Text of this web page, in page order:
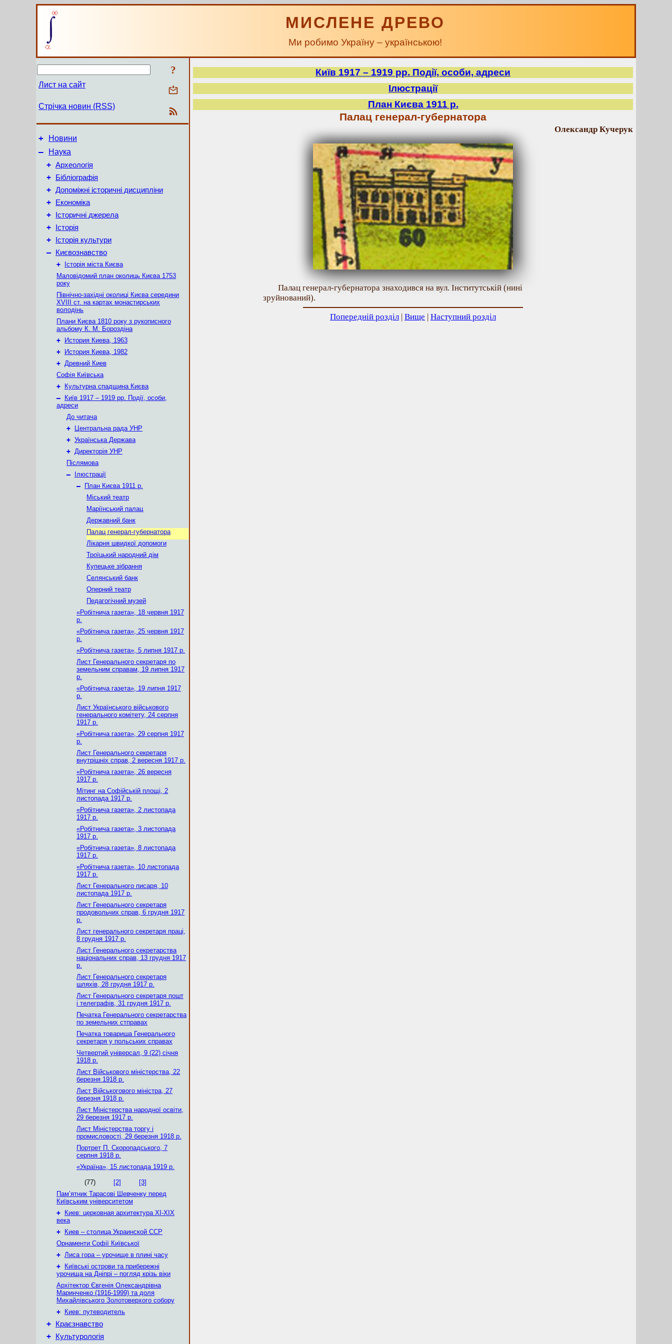
МИСЛЕНЕ ДРЕВО
Ми робимо Україну – українською!
?
Лист на сайт
Стрічка новин (RSS)
+ Новини
–
Наука
+ Археологія
+ Бібліографія
+ Допоміжні історичні дисципліни
+ Економіка
+ Історичні джерела
+ Історія
+ Історія культури
– Києвознавство
+
Історія міста Києва
Маловідомий план околиць Києва 1753
року
Північно-західні околиці Києва середини
XVIII ст. на картах монастирських
володінь
Плани Києва 1810 року з рукописного
альбому К. М. Бороздіна
+
История Киева, 1963
+
История Киева, 1982
+ Древний Киев
Софія Київська
+
Культурна спадщина Києва
–
Київ 1917 – 1919 рр. Події, особи,
адреси
До читача
+
Центральна рада УНР
+ Українська Держава
+ Директорія УНР
Післямова
–
Ілюстрації
–
План Києва 1911 р.
Міський театр
Маріїнський палац
Державний банк
Палац генерал-губернатора
Лікарня швидкої допомоги
Троїцький народний дім
Купецьке зібрання
Селянський банк
Оперний театр
Педагогічний музей
«Робітнича газета», 18 червня 1917
р.
«Робітнича газета», 25 червня 1917
р.
«Робітнича газета», 5 липня 1917 р.
Лист Генерального секретаря по
земельним справам, 19 липня 1917
р.
«Робітнича газета», 19 липня 1917
р.
Лист Українського військового
генерального комітету, 24 серпня
1917 р.
«Робітнича газета», 29 серпня 1917
р.
Лист Генерального секретаря
внутрішніх справ, 2 вересня 1917 р.
«Робітнича газета», 26 вересня
1917 р.
Мітинг на Софійській площі, 2
листопада 1917 р.
«Робітнича газета», 2 листопада
1917 р.
«Робітнича газета», 3 листопада
1917 р.
«Робітнича газета», 8 листопада
1917 р.
«Робітнича газета», 10 листопада
1917 р.
Лист Генерального писаря, 10
листопада 1917 р.
Лист Генерального секретаря
продовольчих справ, 6 грудня 1917
р.
Лист генерального секретаря праці,
8 грудня 1917 р.
Лист Генерального секретарства
національних справ, 13 грудня 1917
р.
Лист Генерального секретаря
шляхів, 28 грудня 1917 р.
Лист Генерального секретаря пошт
і телеграфів, 31 грудня 1917 р.
Печатка Генерального секретарства
по земельних стправах
Печатка товариша Генерального
секретаря у польських справах
Четвертий універсал, 9 (22) січня
1918 р.
Лист Військового міністерства, 22
березня 1918 р.
Лист Військогового міністра, 27
березня 1918 р.
Лист Міністерства народної освіти,
29 березня 1917 р.
Лист Міністерства торгу і
промисловості, 29 березня 1918 р.
Портрет П. Скоропадського, 7
серпня 1918 р.
«Україна», 15 листопада 1919 р.
(77) [2]
[3]
Пам’ятник Тарасові Шевченку перед
Київським університетом
+
Киев: церковная архитектура XI-XIX
века
+
Киев – столица Украинской ССР
Орнаменти Софії Київської
+ Лиса гора – урочище в плині часу
+
Київські острови та прибережні
урочища на Дніпрі – погляд крізь віки
Архітектор Євгенія Олександрівна
Маринченко (1916-1999) та доля
Михайлівського Золотоверхого собору
+
Киев: путеводитель
+ Краєзнавство
+ Культурологія
Київ 1917 – 1919 рр. Події, особи, адреси
Ілюстрації
План Києва 1911 р.
Палац генерал-губернатора
Олександр Кучерук
Палац генерал-губернатора знаходився на вул. Інститутській (нині
зруйнований).
Попередній розділ | Вище | Наступний розділ